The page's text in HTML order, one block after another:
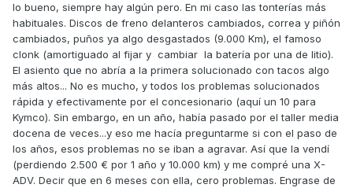
lo bueno, siempre hay algún pero. En mi caso las tonterías más
habituales. Discos de freno delanteros cambiados, correa y piñón
cambiados, puños ya algo desgastados (9.000 Km), el famoso
clonk (amortiguado al fijar y cambiar la batería por una de litio).
El asiento que no abría a la primera solucionado con tacos algo
más altos... No es mucho, y todos los problemas solucionados
rápida y efectivamente por el concesionario (aquí un 10 para
Kymco). Sin embargo, en un año, había pasado por el taller media
docena de veces...y eso me hacía preguntarme si con el paso de
los años, esos problemas no se iban a agravar. Así que la vendí
(perdiendo 2.500 € por 1 año y 10.000 km) y me compré una X-
ADV. Decir que en 6 meses con ella, cero problemas. Engrase de